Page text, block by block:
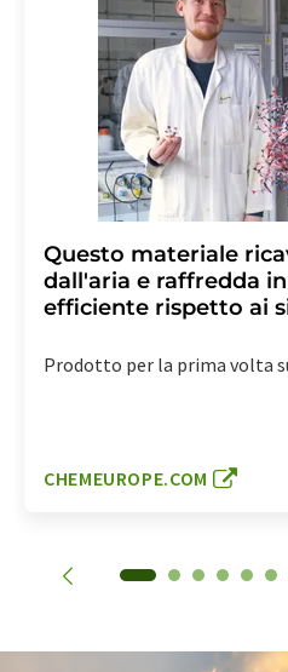
Questo materiale
dall'aria e raffredda
efficiente rispetto ai
Prodotto per la prima volta
CHEMEUROPE.COM